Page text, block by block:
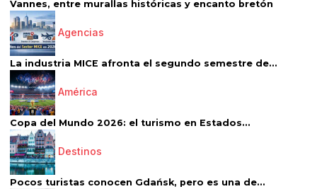
Vannes, entre murallas históricas y encanto bretón
Agencias
La industria MICE afronta el segundo semestre de...
América
Copa del Mundo 2026: el turismo en Estados...
Destinos
Pocos turistas conocen Gdańsk, pero es una de...